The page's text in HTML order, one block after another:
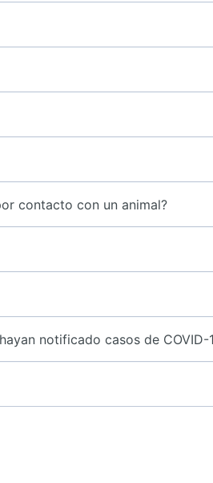
contacto con un animal?
notificado casos de COVID-